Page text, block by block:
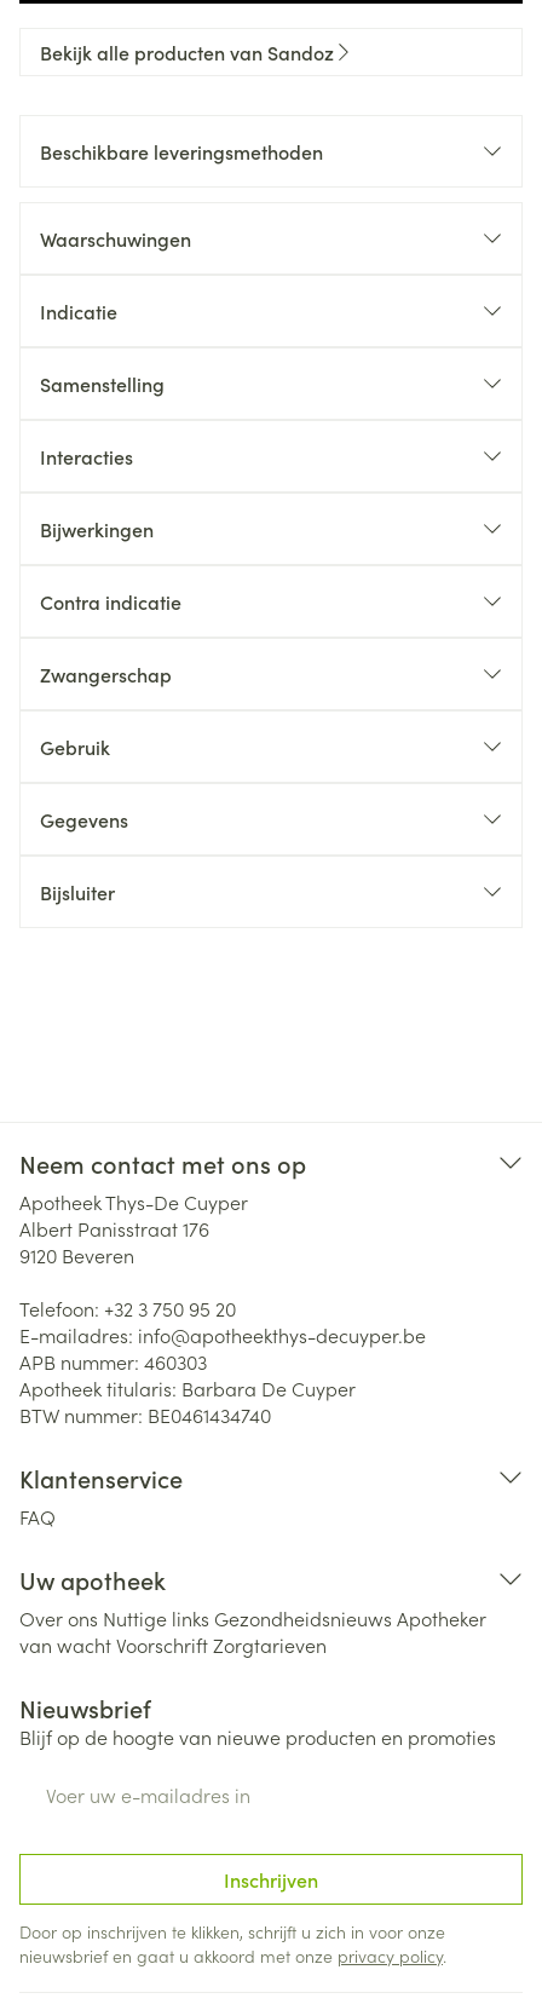
Bekijk alle producten van Sandoz
Beschikbare leveringsmethoden
Waarschuwingen
Indicatie
Samenstelling
Interacties
Bijwerkingen
Contra indicatie
Zwangerschap
Gebruik
Gegevens
Bijsluiter
Neem contact met ons op
Apotheek Thys-De Cuyper
Albert Panisstraat 176
9120 Beveren
Telefoon: +32 3 750 95 20
E-mailadres: info@apotheekthys-decuyper.be
APB nummer: 460303
Apotheek titularis: Barbara De Cuyper
BTW nummer: BE0461434740
Klantenservice
FAQ
Uw apotheek
Over ons Nuttige links Gezondheidsnieuws Apotheker
van wachtVoorschriftZorgtarieven
Nieuwsbrief
Blijf op de hoogte van nieuwe producten en promoties
Inschrijven
Door op inschrijven te klikken, schrijft u zich in voor onze
nieuwsbrief en gaat u akkoord met onze privacy policy.